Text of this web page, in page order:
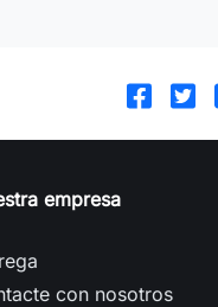
empresa
con nosotros